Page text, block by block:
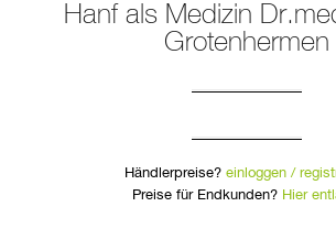
Hanf als Medizin
Grotenhermen
Händlerpreise? einloggen /
Preise für Endkunden? Hier